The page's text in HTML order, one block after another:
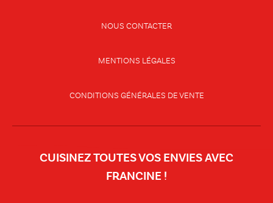
NOUS CONTACTER
MENTIONS LÉGALES
CONDITIONS GÉNÉRALES DE VENTE
CUISINEZ TOUTES VOS ENVIES AVEC
FRANCINE !